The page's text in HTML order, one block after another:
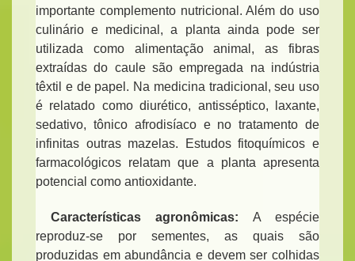
importante complemento nutricional. Além do uso
culinário e medicinal, a planta ainda pode ser
utilizada como alimentação animal, as fibras
extraídas do caule são empregada na indústria
têxtil e de papel. Na medicina tradicional, seu uso
é relatado como diurético, antisséptico, laxante,
sedativo, tônico afrodisíaco e no tratamento de
infinitas outras mazelas. Estudos fitoquímicos e
farmacológicos relatam que a planta apresenta
potencial como antioxidante.
Características agronômicas: A espécie
reproduz-se por sementes, as quais são
produzidas em abundância e devem ser colhidas